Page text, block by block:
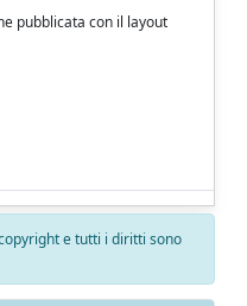
pubblicata con il layout
e tutti i diritti sono